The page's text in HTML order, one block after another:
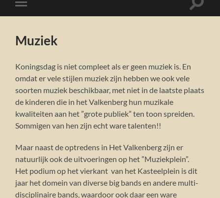
Toggle
mobiel
Toggle
Muziek
Koningsdag is niet compleet als er geen muziek is. En
omdat er vele stijlen muziek zijn hebben we ook vele
soorten muziek beschikbaar, met niet in de laatste plaats
de kinderen die in het Valkenberg hun muzikale
kwaliteiten aan het ”grote publiek” ten toon spreiden.
Sommigen van hen zijn echt ware talenten!!
Maar naast de optredens in Het Valkenberg zijn er
natuurlijk ook de uitvoeringen op het ”Muziekplein”.
Het podium op het vierkant van het Kasteelplein is dit
jaar het domein van diverse big bands en andere multi-
disciplinaire bands, waardoor ook daar een ware